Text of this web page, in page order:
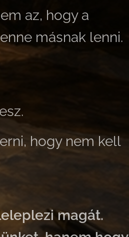
az, hogy a
másnak lenni.
hogy nem kell
magát.